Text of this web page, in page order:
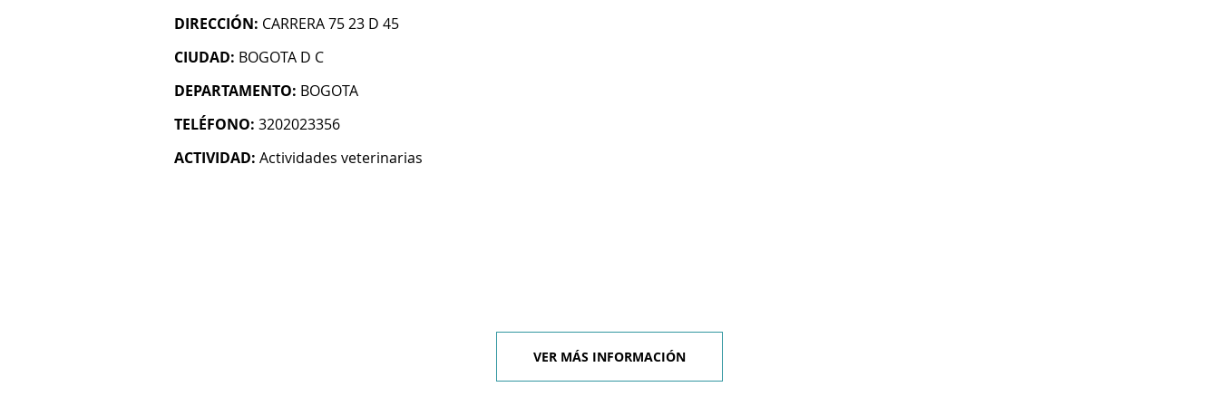
DIRECCIÓN: CARRERA 75 23 D 45
CIUDAD: BOGOTA D C
DEPARTAMENTO: BOGOTA
TELÉFONO: 3202023356
ACTIVIDAD: Actividades veterinarias
VER MÁS INFORMACIÓN